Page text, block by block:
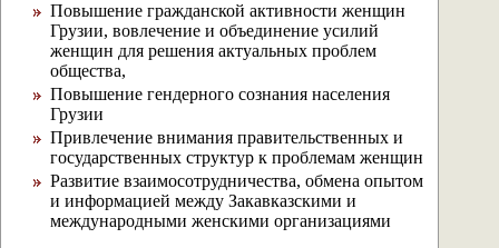
Повышение гражданской активности женщин
Грузии, вовлечение и объединение усилий
женщин для решения актуальных проблем
общества,
Повышение гендерного сознания населения
Грузии
Привлечение внимания правительственных и
государственных структур к проблемам женщин
Развитие взаимосотрудничества, обмена опытом
и информацией между Закавказскими и
международными женскими организациями